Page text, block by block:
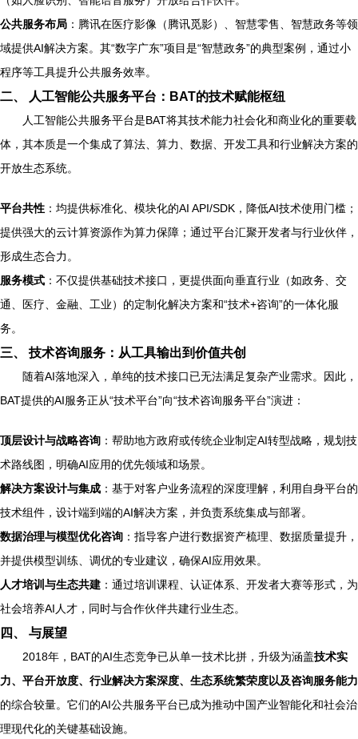
公共服务布局 ：腾讯在医疗影像（腾讯觅影）、智慧零售、智慧政务等领
域提供AI解决方案。其“数字广东”项目是“智慧政务”的典型案例，通过小
程序等工具提升公共服务效率。
二、 人工智能公共服务平台：BAT的技术赋能枢纽
人工智能公共服务平台是BAT将其技术能力社会化和商业化的重要载
体，其本质是一个集成了算法、算力、数据、开发工具和行业解决方案的
开放生态系统。
平台共性 ：均提供标准化、模块化的AI API/SDK，降低AI技术使用门槛；
提供强大的云计算资源作为算力保障；通过平台汇聚开发者与行业伙伴，
形成生态合力。
服务模式 ：不仅提供基础技术接口，更提供面向垂直行业（如政务、交
通、医疗、金融、工业）的定制化解决方案和“技术+咨询”的一体化服
务。
三、 技术咨询服务：从工具输出到价值共创
随着AI落地深入，单纯的技术接口已无法满足复杂产业需求。因此，
BAT提供的AI服务正从“技术平台”向“技术咨询服务平台”演进：
顶层设计与战略咨询 ：帮助地方政府或传统企业制定AI转型战略，规划技
术路线图，明确AI应用的优先领域和场景。
解决方案设计与集成 ：基于对客户业务流程的深度理解，利用自身平台的
技术组件，设计端到端的AI解决方案，并负责系统集成与部署。
数据治理与模型优化咨询 ：指导客户进行数据资产梳理、数据质量提升，
并提供模型训练、调优的专业建议，确保AI应用效果。
人才培训与生态共建 ：通过培训课程、认证体系、开发者大赛等形式，为
社会培养AI人才，同时与合作伙伴共建行业生态。
四、 与展望
2018年，BAT的AI生态竞争已从单一技术比拼，升级为涵盖技术实
力、平台开放度、行业解决方案深度、生态系统繁荣度以及咨询服务能力
的综合较量。它们的AI公共服务平台已成为推动中国产业智能化和社会治
理现代化的关键基础设施。